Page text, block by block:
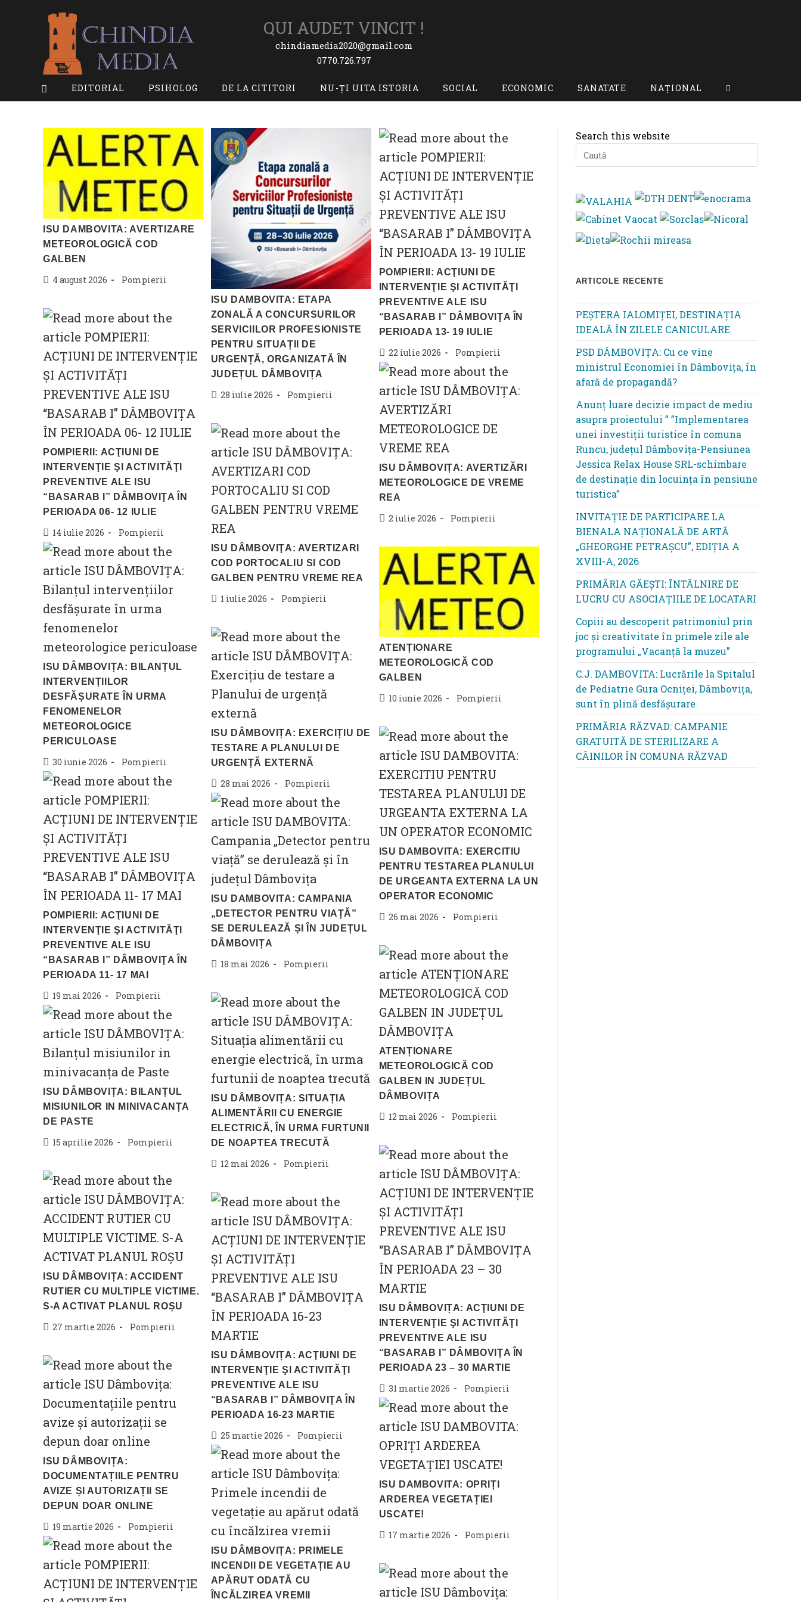
QUI AUDET VINCIT !
chindiamedia2020@gmail.com
0770.726.797
EDITORIAL PSIHOLOG DE LA CITITORI NU-ȚI UITA ISTORIA SOCIAL ECONOMIC SANATATE NAȚIONAL Toggle
search
ISU DAMBOVITA: AVERTIZARE
METEOROLOGICĂ COD
GALBEN
Post4 august 2026
Post
Pompierii
ISU DAMBOVITA: ETAPA
ZONALĂ A CONCURSURILOR
SERVICIILOR PROFESIONISTE
PENTRU SITUAȚII DE
URGENȚĂ, ORGANIZATĂ ÎN
JUDEȚUL DÂMBOVIȚA
Post28 iulie 2026
Post
Pompierii
POMPIERII: ACŢIUNI DE
INTERVENŢIE ŞI ACTIVITĂŢI
PREVENTIVE ALE ISU
“BASARAB I” DÂMBOVIŢA ÎN
PERIOADA 13- 19 IULIE
Post
published:
22 iulie 2026
Post
category:
Pompierii
POMPIERII: ACŢIUNI DE
INTERVENŢIE ŞI ACTIVITĂŢI
PREVENTIVE ALE ISU
“BASARAB I” DÂMBOVIŢA ÎN
PERIOADA 06- 12 IULIE
Post
published:
14 iulie 2026
Post
category:
Pompierii
ISU DÂMBOVIȚA: AVERTIZĂRI
METEOROLOGICE DE VREME
REA
Post2 iulie 2026
Post
Pompierii
ISU DÂMBOVIŢA: AVERTIZARI
COD PORTOCALIU SI COD
GALBEN PENTRU VREME REA
Post1 iulie 2026
Post
Pompierii
ISU DÂMBOVIȚA: BILANȚUL
INTERVENȚIILOR
DESFĂȘURATE ÎN URMA
FENOMENELOR
METEOROLOGICE
PERICULOASE
Post
published:
30 iunie 2026
Post
category:
Pompierii
ATENȚIONARE
METEOROLOGICĂ COD
GALBEN
Post10 iunie 2026
Post
Pompierii
ISU DÂMBOVIȚA: EXERCIȚIU DE
TESTARE A PLANULUI DE
URGENȚĂ EXTERNĂ
Post
published:
28 mai 2026
Post
category:
Pompierii
ISU DAMBOVITA: EXERCITIU
PENTRU TESTAREA PLANULUI
DE URGEANTA EXTERNA LA UN
OPERATOR ECONOMIC
Post26 mai 2026
Post
Pompierii
POMPIERII: ACŢIUNI DE
INTERVENŢIE ŞI ACTIVITĂŢI
PREVENTIVE ALE ISU
“BASARAB I” DÂMBOVIŢA ÎN
PERIOADA 11- 17 MAI
Post
published:
19 mai 2026
Post
category:
Pompierii
ISU DAMBOVITA: CAMPANIA
„DETECTOR PENTRU VIAȚĂ”
SE DERULEAZĂ ȘI ÎN JUDEȚUL
DÂMBOVIȚA
Post18 mai 2026
Post
Pompierii
ATENȚIONARE
METEOROLOGICĂ COD
GALBEN IN JUDEȚUL
DÂMBOVIȚA
Post12 mai 2026
Post
Pompierii
ISU DÂMBOVIȚA: SITUAȚIA
ALIMENTĂRII CU ENERGIE
ELECTRICĂ, ÎN URMA FURTUNII
DE NOAPTEA TRECUTĂ
Post12 mai 2026
Post
Pompierii
ISU DÂMBOVIȚA: BILANȚUL
MISIUNILOR IN MINIVACANȚA
DE PASTE
Post15 aprilie 2026
Post
Pompierii
ISU DÂMBOVIȚA: ACŢIUNI DE
INTERVENŢIE ŞI ACTIVITĂŢI
PREVENTIVE ALE ISU
“BASARAB I” DÂMBOVIŢA ÎN
PERIOADA 23 – 30 MARTIE
Post
published:
31 martie 2026
Post
category:
Pompierii
ISU DÂMBOVIȚA: ACCIDENT
RUTIER CU MULTIPLE VICTIME.
S-A ACTIVAT PLANUL ROȘU
Post27 martie 2026
Post
Pompierii
ISU DÂMBOVIȚA: ACŢIUNI DE
INTERVENŢIE ŞI ACTIVITĂŢI
PREVENTIVE ALE ISU
“BASARAB I” DÂMBOVIŢA ÎN
PERIOADA 16-23 MARTIE
Post
published:
25 martie 2026
Post
category:
Pompierii
ISU DÂMBOVIȚA:
DOCUMENTAȚIILE PENTRU
AVIZE ȘI AUTORIZAȚII SE
DEPUN DOAR ONLINE
Post
published:
19 martie 2026
Post
category:
Pompierii
ISU DAMBOVITA: OPRIȚI
ARDEREA VEGETAȚIEI
USCATE!
Post17 martie 2026
Post
Pompierii
ISU DÂMBOVIȚA: PRIMELE
INCENDII DE VEGETAȚIE AU
APĂRUT ODATĂ CU
ÎNCĂLZIREA VREMII
Search this website
ARTICOLE RECENTE
PEȘTERA IALOMIȚEI, DESTINAȚIA
IDEALĂ ÎN ZILELE CANICULARE
PSD DÂMBOVIȚA: Cu ce vine
ministrul Economiei în Dâmbovița, în
afară de propagandă?
Anunț luare decizie impact de mediu
asupra proiectului ” ”Implementarea
unei investiții turistice în comuna
Runcu, județul Dâmbovița-Pensiunea
Jessica Relax House SRL-schimbare
de destinație din locuința în pensiune
turistica”
INVITAȚIE DE PARTICIPARE LA
BIENALA NAȚIONALĂ DE ARTĂ
„GHEORGHE PETRAȘCU”, EDIŢIA A
XVIII-A, 2026
PRIMĂRIA GĂEȘTI: ÎNTÂLNIRE DE
LUCRU CU ASOCIAȚIILE DE LOCATARI
Copiii au descoperit patrimoniul prin
joc și creativitate în primele zile ale
programului „Vacanță la muzeu”
C.J. DAMBOVITA: Lucrările la Spitalul
de Pediatrie Gura Ocniței, Dâmbovița,
sunt în plină desfășurare
PRIMĂRIA RĂZVAD: CAMPANIE
GRATUITĂ DE STERILIZARE A
CÂINILOR ÎN COMUNA RĂZVAD